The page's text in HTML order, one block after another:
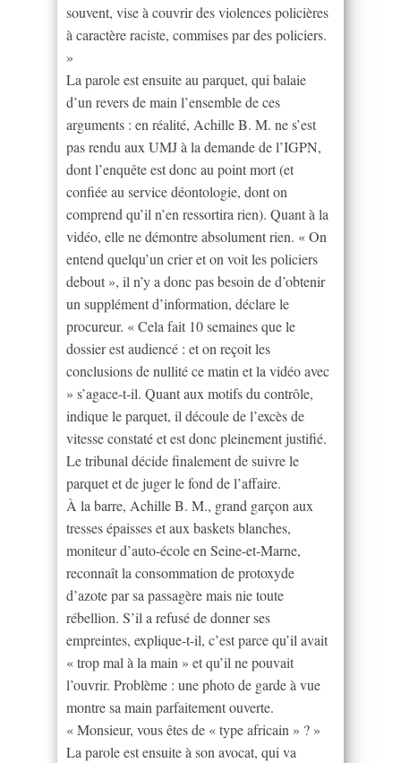
souvent, vise à couvrir des violences policières
à caractère raciste, commises par des policiers.
»
La parole est ensuite au parquet, qui balaie
d’un revers de main l’ensemble de ces
arguments : en réalité, Achille B. M. ne s’est
pas rendu aux UMJ à la demande de l’IGPN,
dont l’enquête est donc au point mort (et
confiée au service déontologie, dont on
comprend qu’il n’en ressortira rien). Quant à la
vidéo, elle ne démontre absolument rien. « On
entend quelqu’un crier et on voit les policiers
debout », il n’y a donc pas besoin de d’obtenir
un supplément d’information, déclare le
procureur. « Cela fait 10 semaines que le
dossier est audiencé : et on reçoit les
conclusions de nullité ce matin et la vidéo avec
» s’agace-t-il. Quant aux motifs du contrôle,
indique le parquet, il découle de l’excès de
vitesse constaté et est donc pleinement justifié.
Le tribunal décide finalement de suivre le
parquet et de juger le fond de l’affaire.
À la barre, Achille B. M., grand garçon aux
tresses épaisses et aux baskets blanches,
moniteur d’auto-école en Seine-et-Marne,
reconnaît la consommation de protoxyde
d’azote par sa passagère mais nie toute
rébellion. S’il a refusé de donner ses
empreintes, explique-t-il, c’est parce qu’il avait
« trop mal à la main » et qu’il ne pouvait
l’ouvrir. Problème : une photo de garde à vue
montre sa main parfaitement ouverte.
« Monsieur, vous êtes de « type africain » ? »
La parole est ensuite à son avocat, qui va